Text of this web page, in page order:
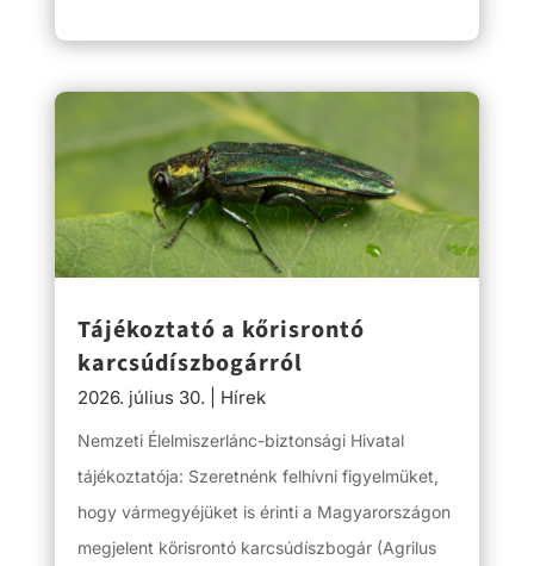
Tájékoztató a kőrisrontó
karcsúdíszbogárról
2026. július 30. Hírek
Nemzeti Élelmiszerlánc-biztonsági Hivatal
tájékoztatója: Szeretnénk felhívni figyelmüket,
hogy vármegyéjüket is érinti a Magyarországon
megjelent kőrisrontó karcsúdíszbogár (Agrilus